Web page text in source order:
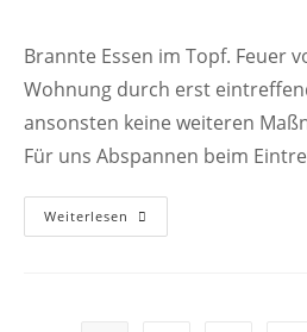
Brannte Essen im Topf. Feuer
Wohnung durch erst
ansonsten keine weiteren
Für uns Abspannen beim
Weiterlesen